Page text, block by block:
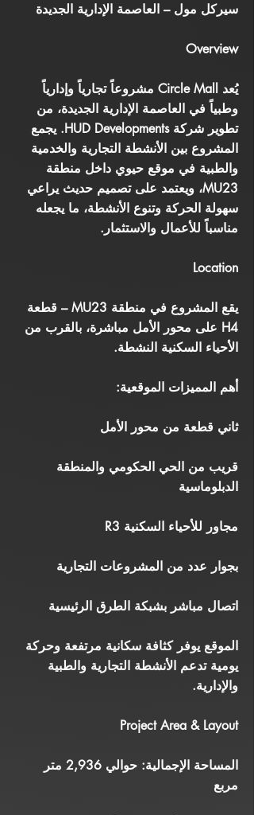
سيركل مول – العاصمة الإدارية الجديدة
Overview
يُعد Circle Mall مشروعاً تجارياً وإدارياً
وطبياً في العاصمة الإدارية الجديدة، من
تطوير شركة HUD Developments. يجمع
المشروع بين الأنشطة التجارية والخدمية
والطبية في موقع حيوي داخل منطقة
MU23، ويعتمد على تصميم حديث يراعي
سهولة الحركة وتنوع الأنشطة، ما يجعله
مناسباً للأعمال والاستثمار.
Location
يقع المشروع في منطقة MU23 – قطعة
H4 على محور الأمل مباشرة، بالقرب من
الأحياء السكنية النشطة.
أهم المميزات الموقعية:
ثاني قطعة من محور الأمل
قريب من الحي الحكومي والمنطقة
الدبلوماسية
مجاور للأحياء السكنية R3
بجوار عدد من المشروعات التجارية
اتصال مباشر بشبكة الطرق الرئيسية
الموقع يوفر كثافة سكانية مرتفعة وحركة
يومية تدعم الأنشطة التجارية والطبية
والإدارية.
Project Area & Layout
المساحة الإجمالية: حوالي 2,936 متر
مربع